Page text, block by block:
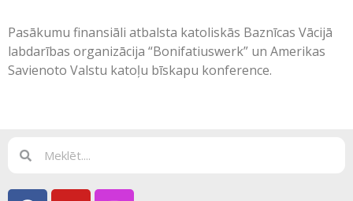
Pasākumu finansiāli atbalsta katoliskās Baznīcas Vācijā
labdarības organizācija “Bonifatiuswerk” un Amerikas
Savienoto Valstu katoļu bīskapu konference.